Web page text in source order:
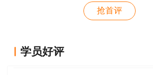
推行专业技术人员职业资格电子证
厅发[2021]97号文件，已制发的纸
（三）咨询电话
抢首评
学员好评
用户zh****35